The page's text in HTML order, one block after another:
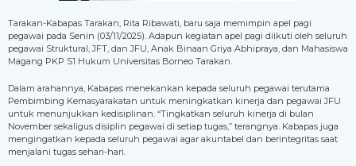
Tarakan-Kabapas Tarakan, Rita Ribawati, baru saja memimpin apel pagi
pegawai pada Senin (03/11/2025). Adapun kegiatan apel pagi diikuti oleh seluruh
pegawai Struktural, JFT, dan JFU, Anak Binaan Griya Abhipraya, dan Mahasiswa
Magang PKP S1 Hukum Universitas Borneo Tarakan.
Dalam arahannya, Kabapas menekankan kepada seluruh pegawai terutama
Pembimbing Kemasyarakatan untuk meningkatkan kinerja dan pegawai JFU
untuk menunjukkan kedisiplinan. “Tingkatkan seluruh kinerja di bulan
November sekaligus disiplin pegawai di setiap tugas,” terangnya. Kabapas juga
mengingatkan kepada seluruh pegawai agar akuntabel dan berintegritas saat
menjalani tugas sehari-hari.